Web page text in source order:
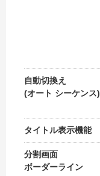
自動切換え
(オート シーケンス)
タイトル表示機能
分割画面
ボーダーライン